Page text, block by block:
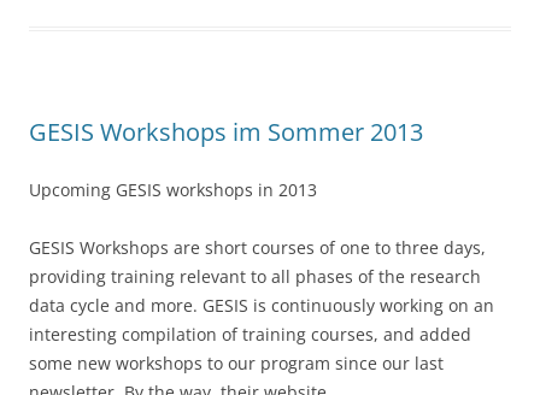
k
GESIS Workshops im Sommer 2013
Upcoming GESIS workshops in 2013
GESIS Workshops are short courses of one to three days,
providing training relevant to all phases of the research
data cycle and more. GESIS is continuously working on an
interesting compilation of training courses, and added
some new workshops to our program since our last